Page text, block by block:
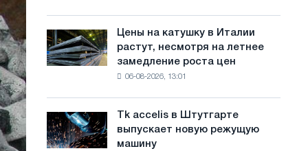
с
а
й
года
советской
авиации
Великой
Отечественной
войны
Цены
на
катушку
несмотря
на
Цены на катушку в Италии
растут, несмотря на летнее
замедление роста цен
06-08-2026, 13:01
Tk
accelis
в
Tk accelis в Штутгарте
выпускает новую режущую
машину